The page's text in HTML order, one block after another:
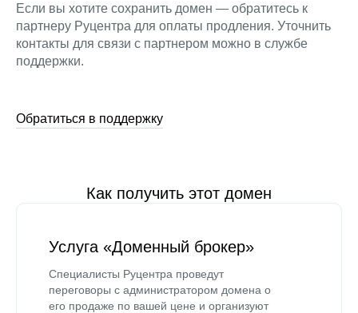
Если вы хотите сохранить домен — обратитесь к
партнеру Руцентра для оплаты продления. Уточнить
контакты для связи с партнером можно в службе
поддержки.
Обратиться в поддержку
Как получить этот домен
Услуга «Доменный брокер»
Специалисты Руцентра проведут
переговоры с администратором домена о
его продаже по вашей цене и организуют